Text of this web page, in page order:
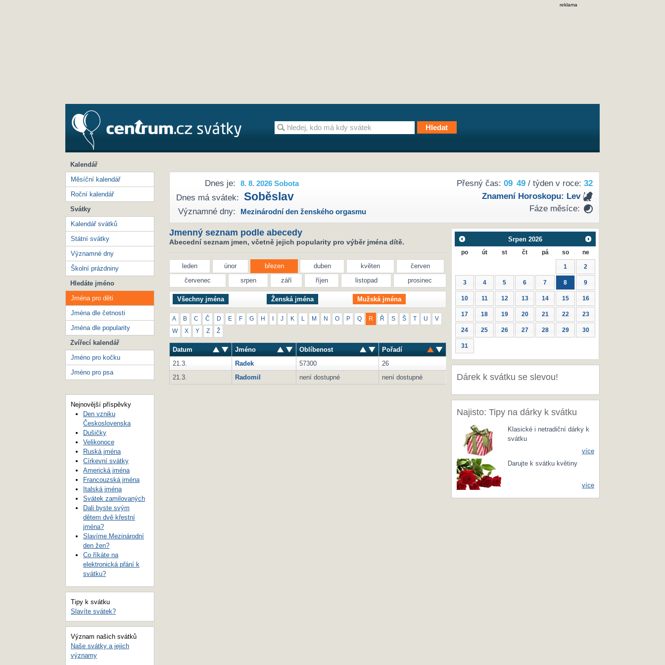
reklama
Přesný čas: 09 49/ týden v roce: 32
Znamení Horoskopu: Lev
Fáze měsíce:
Dnes je: 8. 8. 2026 Sobota
Dnes má svátek: Soběslav
Významné dny: Mezinárodní den ženského orgasmu
Jmenný seznam podle abecedy
Abecední seznam jmen, včetně jejich popularity pro výběr jména dítě.
leden únor březen duben květen
červen
červenec
srpen září říjen listopad prosinec
Všechny jména Ženská jména Mužská jména
A B C Č D E F G H J K M N O P Q R Ř S Š T U V
W X Y Z Ž
Datum Jméno Oblíbenost
Pořadí
21.3.
Radek 57300
26
21.3.
Radomil není dostupné není dostupné
Srpen 2026
po út st čt pá so ne
1 2
3 4 5 6 7 8 9
10 11 12 13 14 15 16
17 18 19 20 21 22 23
24 25 26 27 28 29 30
31
Dárek k svátku se slevou!
Najisto: Tipy na dárky k svátku
Klasické i netradiční dárky k
svátku
více
Darujte k svátku květiny
více
Kalendář
Měsíční kalendář
Roční kalendář
Svátky
Kalendář svátků
Státní svátky
Významné dny
Školní prázdniny
Hledáte jméno
Jména pro děti
Jména dle četnosti
Jména dle popularity
Zvířecí kalendář
Jméno pro kočku
Jméno pro psa
Nejnovější příspěvky
Den vzniku
Československa
Dušičky
Velikonoce
Ruská jména
Církevní svátky
Americká jména
Francouzská jména
Italská jména
Svátek zamilovaných
Dali byste svým
dětem dvě křestní
jména?
Slavíme Mezinárodní
den žen?
Co říkáte na
elektronická přání k
svátku?
Tipy k svátku
Slavíte svátek?
Význam našich svátků
Naše svátky a jejich
významy